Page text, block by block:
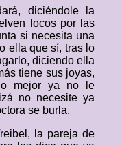
diciéndole la
locos por las
si necesita una
ella que sí, tras lo
diciendo ella
tiene sus joyas,
mejor ya no le
no necesite ya
se burla.
la pareja de